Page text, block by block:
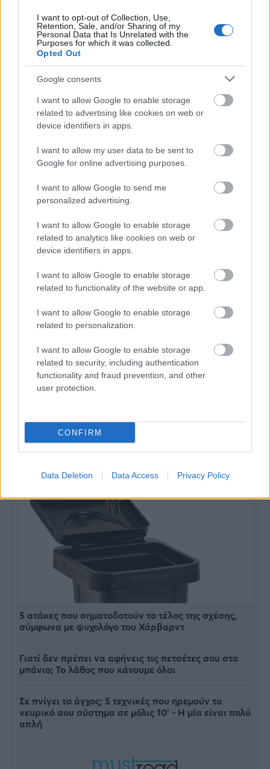
I want to opt-out of Collection, Use,
Retention, Sale, and/or Sharing of my
Personal Data that Is Unrelated with the
Purposes for which it was collected.
Opted Out
Google consents
I want to allow Google to enable storage
related to advertising like cookies on web or
device identifiers in apps.
I want to allow my user data to be sent to
Google for online advertising purposes.
I want to allow Google to send me
personalized advertising.
I want to allow Google to enable storage
related to analytics like cookies on web or
device identifiers in apps.
I want to allow Google to enable storage
related to functionality of the website or app.
I want to allow Google to enable storage
related to personalization.
I want to allow Google to enable storage
related to security, including authentication
functionality and fraud prevention, and other
user protection.
CONFIRM
Data Deletion Data Access Privacy Policy
Ο χορηγός στη νέα φανέλα του Σαλάχ έκανε τους
Έλληνες να απορούν
Αποστολία Ζώη: Ποζάρει στην παραλία και
εντυπωσιάζει με το καλλίγραμμο σώμα της
Τα 15 μεγάλα οδικά έργα που αλλάζουν τον χάρτη -
Πότε ολοκληρώνονται, ποια καθυστερούν
Το χρονοδιάγραμμα για την αποκατάσταση της
Δυτικής Αττικής μετά τη φωτιά
5 ατάκες που σηματοδοτούν το τέλος της σχέσης,
σύμφωνα με ψυχολόγο του Χάρβαρντ
Γιατί δεν πρέπει να αφήνεις τις πετσέτες σου στο
μπάνιο; Το λάθος που κάνουμε όλοι
Σε πνίγει το άγχος; 5 τεχνικές που ηρεμούν το
νευρικό σου σύστημα σε μόλις 10' - Η μία είναι πολύ
απλή